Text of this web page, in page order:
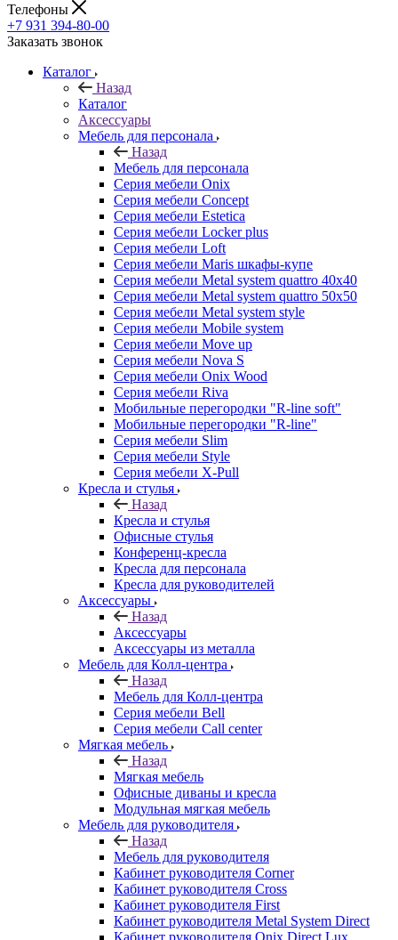
Телефоны
+7 931 394-80-00
Заказать звонок
Каталог
Назад
Каталог
Аксессуары
Мебель для персонала
Назад
Мебель для персонала
Серия мебели Onix
Серия мебели Concept
Серия мебели Estetica
Серия мебели Locker plus
Серия мебели Loft
Серия мебели Maris шкафы-купе
Серия мебели Metal system quattro 40x40
Серия мебели Metal system quattro 50x50
Серия мебели Metal system style
Серия мебели Mobile system
Серия мебели Move up
Серия мебели Nova S
Серия мебели Onix Wood
Серия мебели Riva
Мобильные перегородки "R-line soft"
Мобильные перегородки "R-line"
Серия мебели Slim
Серия мебели Style
Серия мебели X-Pull
Кресла и стулья
Назад
Кресла и стулья
Офисные стулья
Конференц-кресла
Кресла для персонала
Кресла для руководителей
Аксессуары
Назад
Аксессуары
Аксессуары из металла
Мебель для Колл-центра
Назад
Мебель для Колл-центра
Серия мебели Bell
Серия мебели Call center
Мягкая мебель
Назад
Мягкая мебель
Офисные диваны и кресла
Модульная мягкая мебель
Мебель для руководителя
Назад
Мебель для руководителя
Кабинет руководителя Corner
Кабинет руководителя Cross
Кабинет руководителя First
Кабинет руководителя Metal System Direct
Кабинет руководителя Onix Direct Lux